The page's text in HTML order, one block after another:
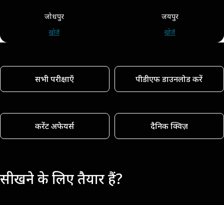
जोधपुर
खोजें
जयपुर
खोजें
सभी परीक्षाएँ पीडीएफ डाउनलोड करें
करेंट अफेयर्स दैनिक क्विज़
सीखने के लिए तैयार हैं?